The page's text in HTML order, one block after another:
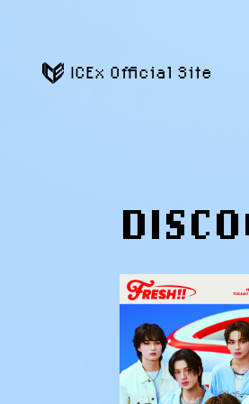
ICEx Official Site